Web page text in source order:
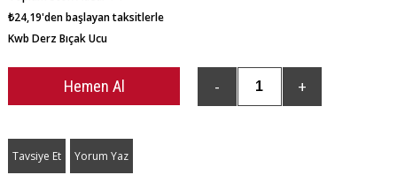
₺24,19'den başlayan taksitlerle
Kwb Derz Bıçak Ucu
Tavsiye Et Yorum Yaz